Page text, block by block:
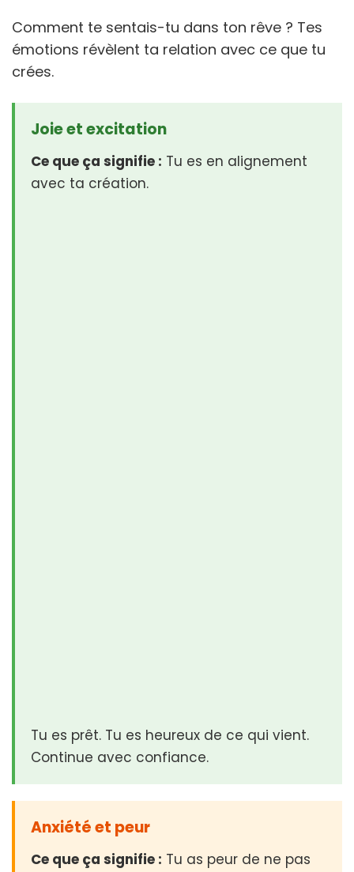
Comment te sentais-tu dans ton rêve ? Tes
émotions révèlent ta relation avec ce que tu
crées.
Joie et excitation
Ce que ça signifie : Tu es en alignement
avec ta création.
Tu es prêt. Tu es heureux de ce qui vient.
Continue avec confiance.
Anxiété et peur
Ce que ça signifie : Tu as peur de ne pas